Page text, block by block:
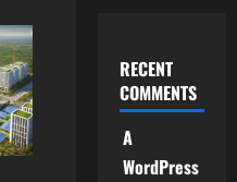
RECENT
COMMENTS
A
WordPress